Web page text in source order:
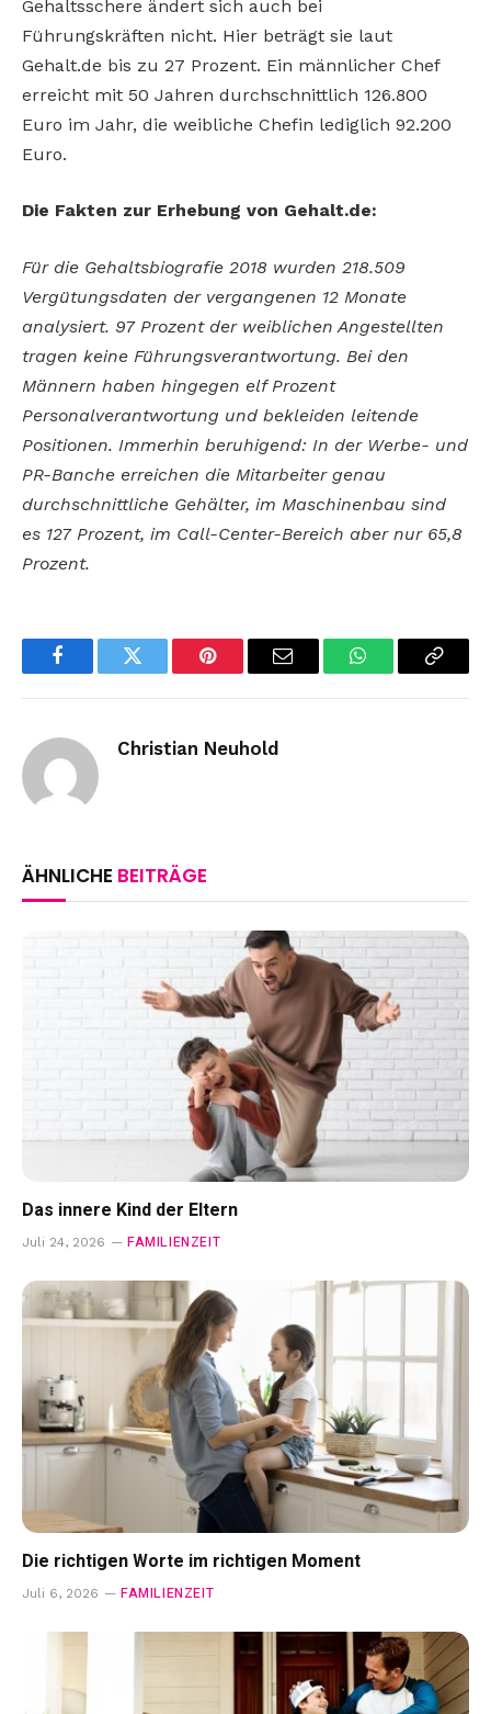
Gehaltsschere ändert sich auch bei
Führungskräften nicht. Hier beträgt sie laut
Gehalt.de bis zu 27 Prozent. Ein männlicher Chef
erreicht mit 50 Jahren durchschnittlich 126.800
Euro im Jahr, die weibliche Chefin lediglich 92.200
Euro.
Die Fakten zur Erhebung von Gehalt.de:
Für die Gehaltsbiografie 2018 wurden 218.509
Vergütungsdaten der vergangenen 12 Monate
analysiert. 97 Prozent der weiblichen Angestellten
tragen keine Führungsverantwortung. Bei den
Männern haben hingegen elf Prozent
Personalverantwortung und bekleiden leitende
Positionen. Immerhin beruhigend: In der Werbe- und
PR-Banche erreichen die Mitarbeiter genau
durchschnittliche Gehälter, im Maschinenbau sind
es 127 Prozent, im Call-Center-Bereich aber nur 65,8
Prozent.
FacebookTwitter Pinterest Email WhatsAppCopy
Christian Neuhold
ÄHNLICHE BEITRÄGE
Das innere Kind der Eltern
Juli 24, 2026 FAMILIENZEIT
Die richtigen Worte im richtigen Moment
Juli 6, 2026 FAMILIENZEIT